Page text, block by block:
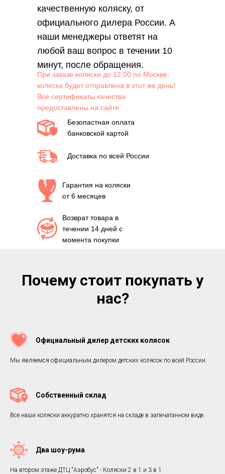
качественную коляску, от
официального дилера России. А
наши менеджеры ответят на
любой ваш вопрос в течении 10
минут, после обращения.
При заказе коляски до 12:00 по Москве,
коляска будет отправлена в этот же день!
Все сертификаты качества
предоставлены на сайте.
Возврат товара в
течении 14 дней с
момента покупки
Гарантия на коляски
от 6 месяцев
Безопастная оплата
банковской картой
Доставка по всей России
Почему стоит покупать у
нас?
Официальный дилер детских колясок
Мы являемся официальным дилером детских колясок по всей России.
Собственный склад
Все наши коляски аккуратно хранятся на складе в запечатанном виде.
Два шоу-рума
На втором этаже ДТЦ "Аэробус" - Коляски 2 в 1 и 3 в 1.